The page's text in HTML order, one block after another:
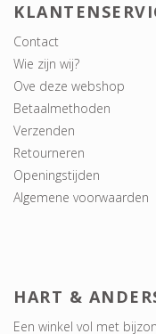
Contact
Wie zijn wij?
Ove deze webshop
Betaalmethoden
Verzenden
Retourneren
Openingstijden
Algemene voorwaarden
HART &
Een winkel vol met